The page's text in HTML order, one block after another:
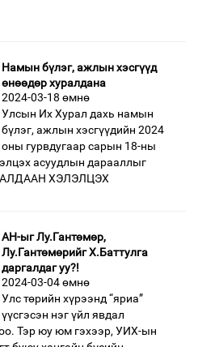
Намын бүлэг, ажлын хэсгүүд
өнөөдөр хуралдана
2024-03-18 өмнө
Улсын Их Хурал дахь намын
бүлэг, ажлын хэсгүүдийн 2024
оны гурвдугаар сарын 18-ны
асуудлын дарааллыг
ХЭЛЭЛЦЭХ
АН-ыг Лу.Гантөмөр,
Лу.Гантөмөрийг Х.Баттулга
даргалдаг уу?!
2024-03-04 өмнө
Улс төрийн хүрээнд “яриа”
үүсгэсэн нэг үйл явдал
Тэр юу юм гэхээр, УИХ-ын